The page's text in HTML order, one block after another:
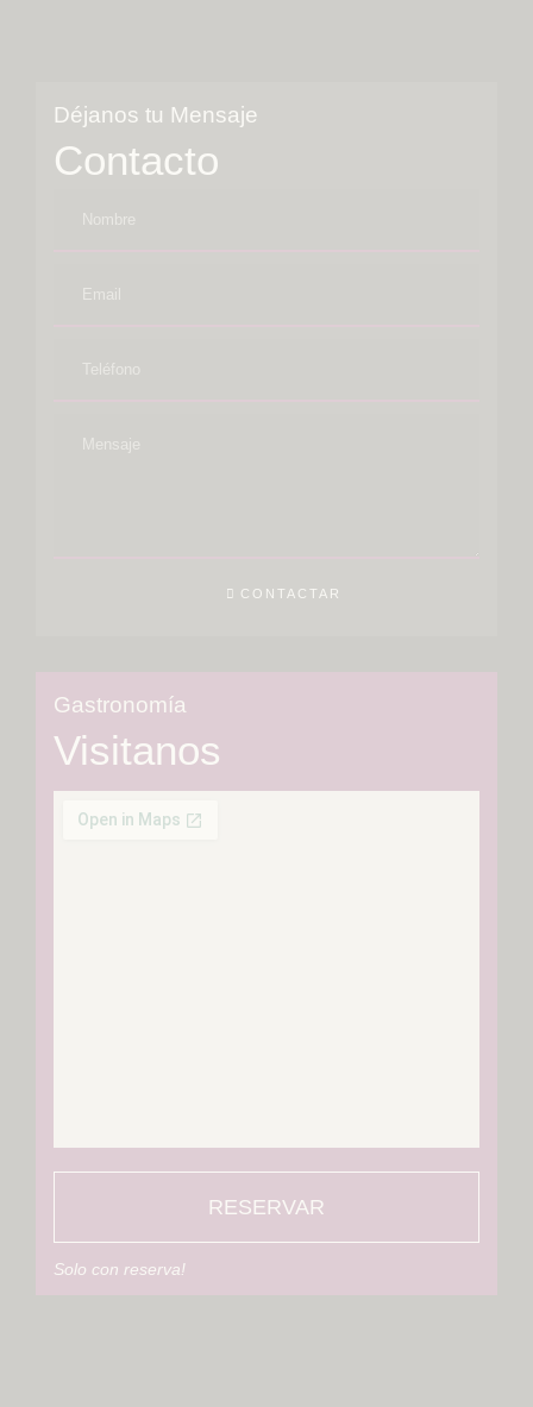
Déjanos tu Mensaje
Contacto
CONTACTAR
Gastronomía
Visitanos
RESERVAR
Solo con reserva!